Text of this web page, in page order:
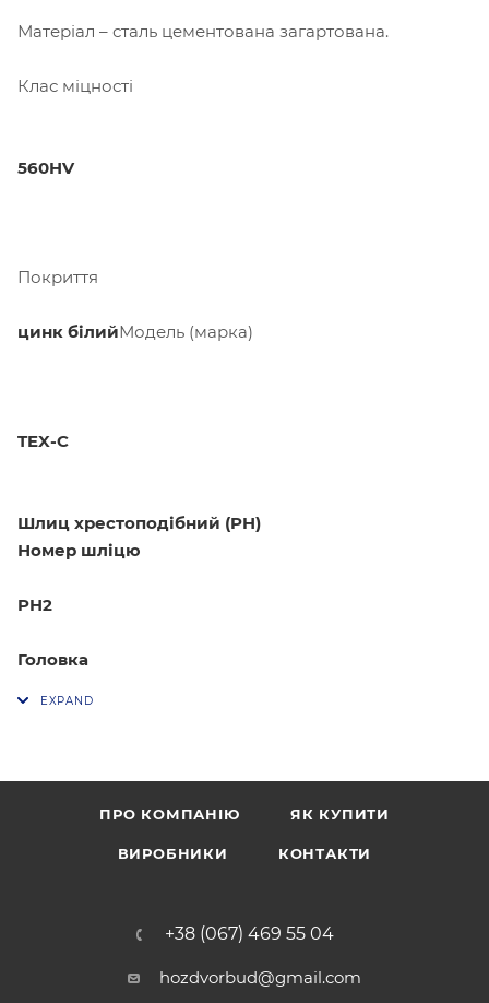
Матеріал – сталь цементована загартована.
Клас міцності
560HV
Покриття
цинк білийМодель (марка)
TEX-C
Шлиц хрестоподібний (PH)
Номер шліцю
PH2
Головка
Область застосування
ПРО КОМПАНІЮ ЯК КУПИТИ
ВИРОБНИКИ КОНТАКТИ
+38 (067) 469 55 04
hozdvorbud@gmail.com